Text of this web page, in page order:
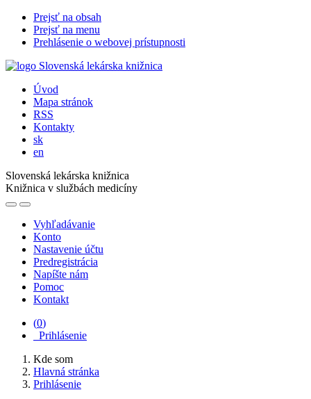
Prejsť na obsah
Prejsť na menu
Prehlásenie o webovej prístupnosti
Úvod
Mapa stránok
RSS
Kontakty
sk
en
Slovenská lekárska knižnica
Knižnica v službách medicíny
Vyhľadávanie
Konto
Nastavenie účtu
Predregistrácia
Napíšte nám
Pomoc
Kontakt
(0)
Prihlásenie
Kde som
Hlavná stránka
Prihlásenie